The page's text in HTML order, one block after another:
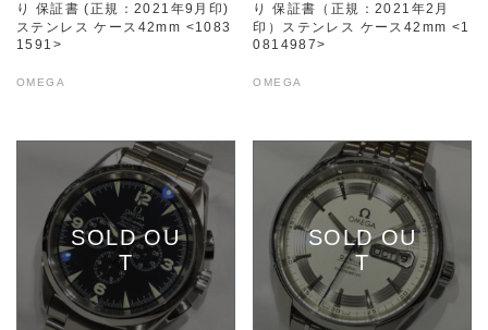
り 保証書 (正規：2021年9月印)
ステンレス ケース42mm <1083
1591>
OMEGA
り 保証書（正規：2021年2月
印）ステンレス ケース42mm <1
0814987>
OMEGA